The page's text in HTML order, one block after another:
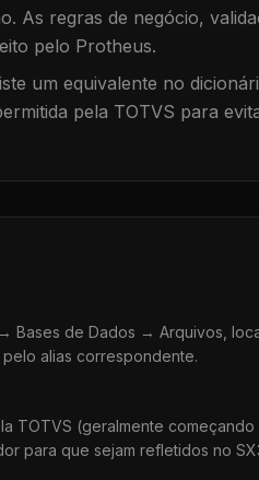
As regras de negócio,
pelo Protheus.
um equivalente no
pela TOTVS para
Bases de Dados → Arquivos,
alias correspondente.
TOTVS (geralmente começando
para que sejam refletidos no